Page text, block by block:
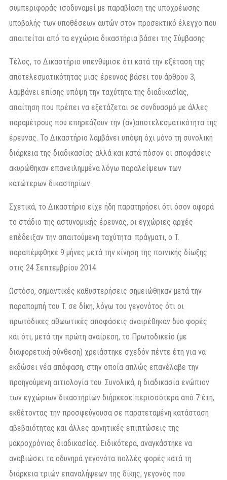
συμπεριφοράς ισοδυναμεί με παραβίαση της υποχρέωσης
υποβολής των υποθέσεων αυτών στον προσεκτικό έλεγχο που
απαιτείται από τα εγχώρια δικαστήρια βάσει της Σύμβασης.
Τέλος, το Δικαστήριο υπενθύμισε ότι κατά την εξέταση της
αποτελεσματικότητας μιας έρευνας βάσει του άρθρου 3,
λαμβάνει επίσης υπόψη την ταχύτητα της διαδικασίας,
απαίτηση που πρέπει να εξετάζεται σε συνδυασμό με άλλες
παραμέτρους που επηρεάζουν την (αν)αποτελεσματικότητα της
έρευνας. Το Δικαστήριο λαμβάνει υπόψη όχι μόνο τη συνολική
διάρκεια της διαδικασίας αλλά και κατά πόσον οι αποφάσεις
ακυρώθηκαν επανειλημμένα λόγω παραλείψεων των
κατώτερων δικαστηρίων.
Σχετικά, το Δικαστήριο είχε ήδη παρατηρήσει ότι όσον αφορά
το στάδιο της αστυνομικής έρευνας, οι εγχώριες αρχές
επέδειξαν την απαιτούμενη ταχύτητα· πράγματι, ο T.
παραπέμφθηκε 9 μήνες μετά την κίνηση της ποινικής δίωξης
στις 24 Σεπτεμβρίου 2014.
Ωστόσο, σημαντικές καθυστερήσεις σημειώθηκαν μετά την
παραπομπή του T. σε δίκη, λόγω του γεγονότος ότι οι
πρωτόδικες αθωωτικές αποφάσεις αναιρέθηκαν δύο φορές
και ότι, μετά την πρώτη αναίρεση, το Πρωτοδικείο (με
διαφορετική σύνθεση) χρειάστηκε σχεδόν πέντε έτη για να
εκδώσει νέα απόφαση, στην οποία απλώς επανέλαβε την
προηγούμενη αιτιολογία του. Συνολικά, η διαδικασία ενώπιον
των εγχώριων δικαστηρίων διήρκεσε περισσότερα από 7 έτη,
εκθέτοντας την προσφεύγουσα σε παρατεταμένη κατάσταση
αβεβαιότητας και άλλες αρνητικές επιπτώσεις της
μακροχρόνιας διαδικασίας. Ειδικότερα, αναγκάστηκε να
αναβιώσει τα οδυνηρά γεγονότα πολλές φορές κατά τη
διάρκεια τριών επαναλήψεων της δίκης, γεγονός που